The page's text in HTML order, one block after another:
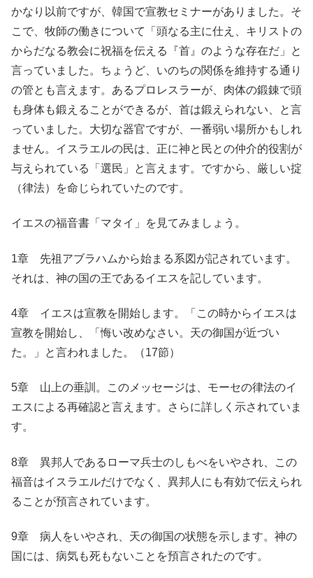
かなり以前ですが、韓国で宣教セミナーがありました。そ
こで、牧師の働きについて「頭なる主に仕え、キリストの
からだなる教会に祝福を伝える『首』のような存在だ」と
言っていました。ちょうど、いのちの関係を維持する通り
の管とも言えます。あるプロレスラーが、肉体の鍛錬で頭
も身体も鍛えることができるが、首は鍛えられない、と言
っていました。大切な器官ですが、一番弱い場所かもしれ
ません。イスラエルの民は、正に神と民との仲介的役割が
与えられている「選民」と言えます。ですから、厳しい掟
（律法）を命じられていたのです。
イエスの福音書「マタイ」を見てみましょう。
1章 先祖アブラハムから始まる系図が記されています。
それは、神の国の王であるイエスを記しています。
4章 イエスは宣教を開始します。「この時からイエスは
宣教を開始し、「悔い改めなさい。天の御国が近づい
た。」と言われました。（17節）
5章 山上の垂訓。このメッセージは、モーセの律法のイ
エスによる再確認と言えます。さらに詳しく示されていま
す。
8章 異邦人であるローマ兵士のしもべをいやされ、この
福音はイスラエルだけでなく、異邦人にも有効で伝えられ
ることが預言されています。
9章 病人をいやされ、天の御国の状態を示します。神の
国には、病気も死もないことを預言されたのです。